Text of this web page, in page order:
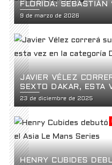
FLORIDA: SEBASTIÁN
GARZÓN Y EL
HISTÓRICO EN LA
LA USF2000 EN ST.
9 de marzo de 2026
JAVIER VÉLEZ
SEXTO DAKAR, ESTA
CATEGORÍA DAKAR
23 de diciembre de 2025
HENRY CUBIDES